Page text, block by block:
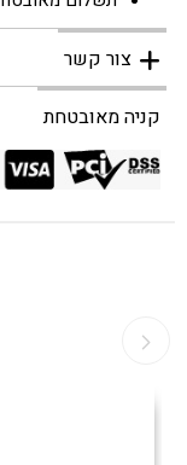
צור קשר
קניה מאובטחת